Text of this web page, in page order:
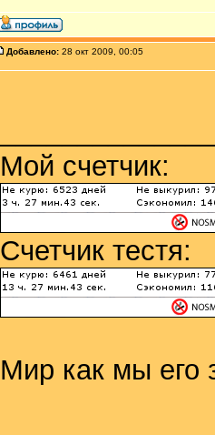
Добавлено: 28 окт 2009, 00:05
Мой счетчик:
Счетчик тестя:
Мир как мы его